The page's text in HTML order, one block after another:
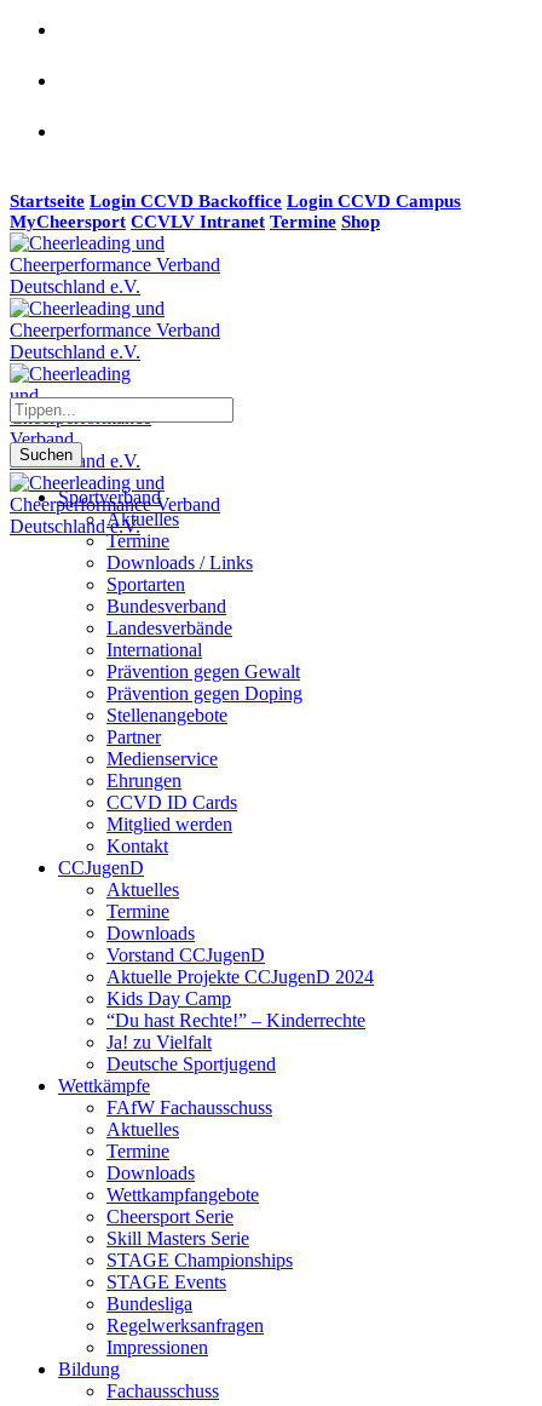
Startseite Login CCVD Backoffice Login CCVD Campus
MyCheersport CCVLV Intranet Termine Shop
Suchen
Sportverband
Aktuelles
Termine
Downloads / Links
Sportarten
Bundesverband
Landesverbände
International
Prävention gegen Gewalt
Prävention gegen Doping
Stellenangebote
Partner
Medienservice
Ehrungen
CCVD ID Cards
Mitglied werden
Kontakt
CCJugenD
Aktuelles
Termine
Downloads
Vorstand CCJugenD
Aktuelle Projekte CCJugenD 2024
Kids Day Camp
“Du hast Rechte!” – Kinderrechte
Ja! zu Vielfalt
Deutsche Sportjugend
Wettkämpfe
FAfW Fachausschuss
Aktuelles
Termine
Downloads
Wettkampfangebote
Cheersport Serie
Skill Masters Serie
STAGE Championships
STAGE Events
Bundesliga
Regelwerksanfragen
Impressionen
Bildung
Fachausschuss